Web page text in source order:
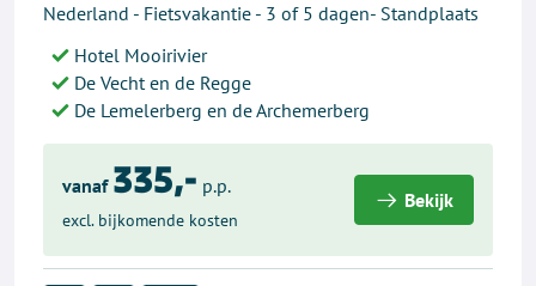
Nederland - Fietsvakantie - 3 of 5 dagen- Standplaats
Hotel Mooirivier
De Vecht en de Regge
De Lemelerberg en de Archemerberg
vanaf 335,- p.p.
excl. bijkomende kosten
Bekijk